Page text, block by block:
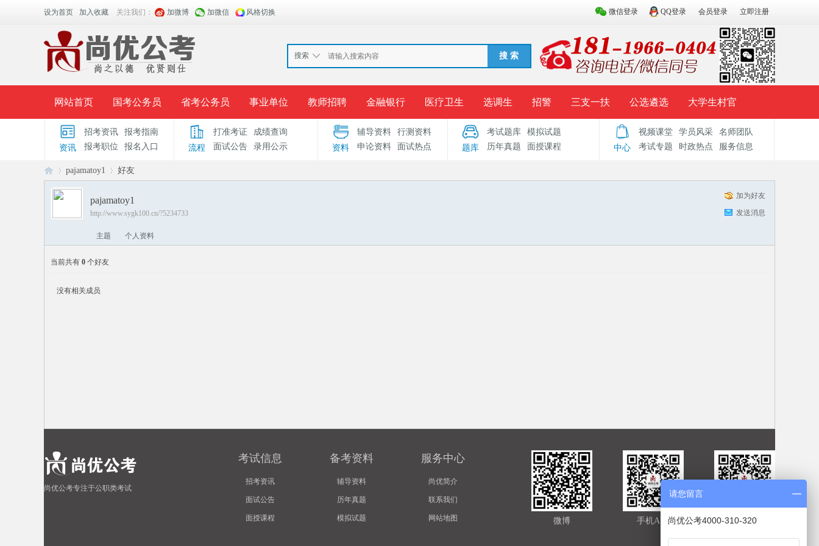
微信登录 QQ登录 会员登录 立即注册
设为首页 加入收藏 关注我们： 加微博 加微信 风格切换
搜索 搜 索
网站首页 国考公务员 省考公务员 事业单位 教师招聘 金融银行 医疗卫生 选调生 招警 三支一扶 公选遴选 大学生村官
面授课程 招考公告 面试公告 报考指导 准考证打印 成绩查询 录用公示 考试题库 辅导资料 历年真题 模拟试题
时政热点 视频课堂
资讯
招考资讯
报考指南
报考职位
报名入口 流程
打准考证
成绩查询
面试公告
录用公示 资料
辅导资料
行测资料
申论资料
面试热点 题库
考试题库
模拟试题
历年真题
面授课程 中心
视频课堂 学员风采
名师团队
考试专题
时政热点 服务信息
公
›
pajamatoy1 好友
加为好友
发送消息
pajamatoy1
http://www.sygk100.cn/?5234733
主题 个人资料
当前共有 0 个好友
没有相关成员
尚优公考专注于公职类考试
考试信息
招考资讯
面试公告
面授课程
备考资料
辅导资料
历年真题
模拟试题
服务中心
尚优简介
联系我们
网站地图 官方微信
手机APP
微博
请您留言
尚优公考4000-310-320